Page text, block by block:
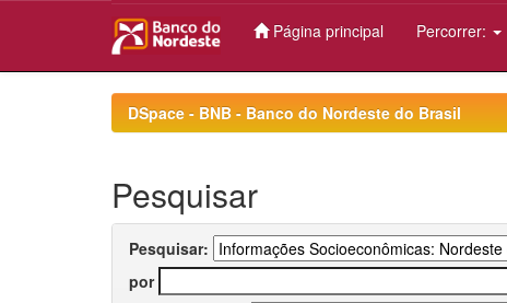
Página principal Percorrer:
DSpace - BNB - Banco do Nordeste do Brasil
Pesquisar
Pesquisar:
por